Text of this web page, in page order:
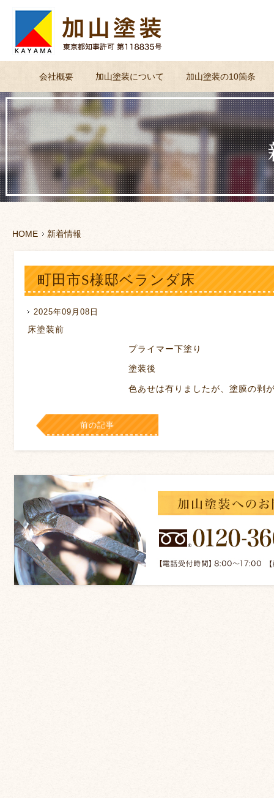
会社概要 加山塗装について 加山塗装の10箇条
HOME 新着情報
町田市S様邸ベランダ床
2025年09月08日
床塗装前
プライマー下塗り
塗装後
色あせは有りましたが、塗膜の剥がれ等
前の記事